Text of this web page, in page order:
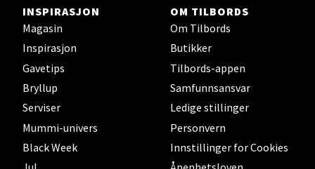
INSPIRASJON
Magasin
Inspirasjon
Gavetips
Bryllup
Serviser
Mummi-univers
Black Week
OM TILBORDS
Om Tilbords
Butikker
Tilbords-appen
Samfunnsansvar
Ledige stillinger
Personvern
Innstillinger for Cookies
Åpent i dag 09-21
0 i butikk
Ski - Thon Senter Ski